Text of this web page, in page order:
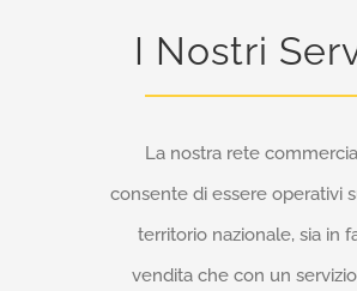
I Nostri
La nostra rete
consente di essere operativi
territorio nazionale, sia in
vendita che con un